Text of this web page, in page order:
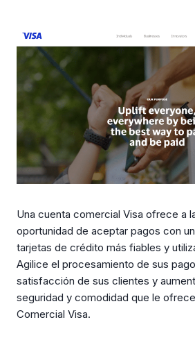
Una cuenta comercial Visa ofrece a
oportunidad de aceptar pagos con
tarjetas de crédito más fiables y
Agilice el procesamiento de sus
satisfacción de sus clientes y
seguridad y comodidad que le
Comercial Visa.